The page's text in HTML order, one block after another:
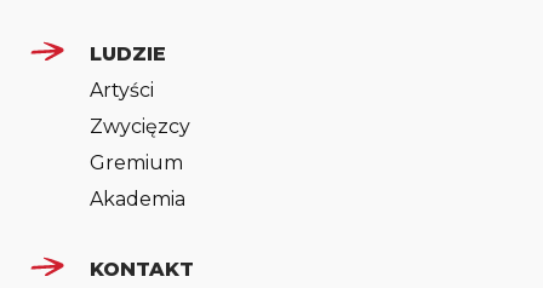
LUDZIE
Artyści
Zwycięzcy
Gremium
Akademia
KONTAKT